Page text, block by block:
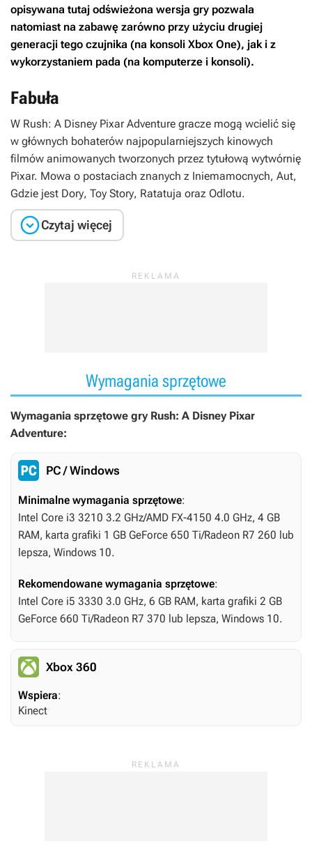
opisywana tutaj odświeżona wersja gry pozwala
natomiast na zabawę zarówno przy użyciu drugiej
generacji tego czujnika (na konsoli Xbox One), jak i z
wykorzystaniem pada (na komputerze i konsoli).
Fabuła
W Rush: A Disney Pixar Adventure gracze mogą wcielić się
w głównych bohaterów najpopularniejszych kinowych
filmów animowanych tworzonych przez tytułową wytwórnię
Pixar. Mowa o postaciach znanych z Iniemamocnych, Aut,
Gdzie jest Dory, Toy Story, Ratatuja oraz Odlotu.
Czytaj więcej
Wymagania sprzętowe
Wymagania sprzętowe gry Rush: A Disney Pixar
Adventure:
PC / Windows
Minimalne wymagania sprzętowe:
Intel Core i3 3210 3.2 GHz/AMD FX-4150 4.0 GHz, 4 GB
RAM, karta grafiki 1 GB GeForce 650 Ti/Radeon R7 260 lub
lepsza, Windows 10.
Rekomendowane wymagania sprzętowe:
Intel Core i5 3330 3.0 GHz, 6 GB RAM, karta grafiki 2 GB
GeForce 660 Ti/Radeon R7 370 lub lepsza, Windows 10.
Xbox 360
Wspiera:
Kinect